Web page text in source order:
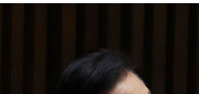
명 돌파, 4053명 발생 1850명 사망
의' 차가원 대표 구속 송치